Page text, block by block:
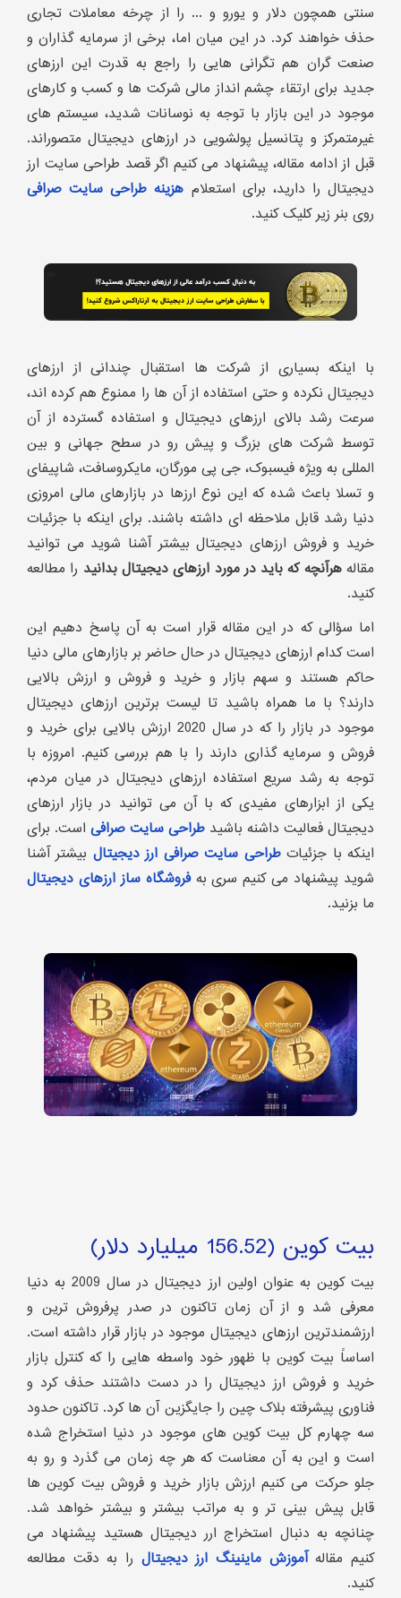
سنتی همچون دلار و یورو و ... را از چرخه معاملات تجاری
حذف خواهند کرد. در این میان اما، برخی از سرمایه گذاران و
صنعت گران هم تگرانی هایی را راجع به قدرت این ارزهای
جدید برای ارتقاء چشم انداز مالی شرکت ها و کسب و کارهای
موجود در این بازار با توجه به نوسانات شدید، سیستم های
غیرمتمرکز و پتانسیل پولشویی در ارزهای دیجیتال متصوراند.
قبل از ادامه مقاله، پیشنهاد می کنیم اگر قصد طراحی سایت ارز
دیجیتال را دارید، برای استعلام هزینه طراحی سایت صرافی
روی بنر زیر کلیک کنید.
با اینکه بسیاری از شرکت ها استقبال چندانی از ارزهای
دیجیتال نکرده و حتی استفاده از آن ها را ممنوع هم کرده اند،
سرعت رشد بالای ارزهای دیجیتال و استفاده گسترده از آن
توسط شرکت های بزرگ و پیش رو در سطح جهانی و بین
المللی به ویژه فیسبوک، جی پی مورگان، مایکروسافت، شاپیفای
و تسلا باعث شده که این نوع ارزها در بازارهای مالی امروزی
دنیا رشد قابل ملاحظه ای داشته باشند. برای اینکه با جزئیات
خرید و فروش ارزهای دیجیتال بیشتر آشنا شوید می توانید
مقالههرآنچه که باید در مورد ارزهای دیجیتال بدانید را مطالعه
کنید.
اما سؤالی که در این مقاله قرار است به آن پاسخ دهیم این
است کدام ارزهای دیجیتال در حال حاضر بر بازارهای مالی دنیا
حاکم هستند و سهم بازار و خرید و فروش و ارزش بالایی
دارند؟ با ما همراه باشید تا لیست برترین ارزهای دیجیتال
موجود در بازار را که در سال 2020 ارزش بالایی برای خرید و
فروش و سرمایه گذاری دارند را با هم بررسی کنیم. امروزه با
توجه به رشد سریع استفاده ارزهای دیجیتال در میان مردم،
یکی از ابزارهای مفیدی که با آن می توانید در بازار ارزهای
دیجیتال فعالیت داشنه باشید طراحی سایت صرافی است. برای
اینکه با جزئیاتطراحی سایت صرافی ارز دیجیتال بیشتر آشنا
شوید پیشنهاد می کنیم سری بهفروشگاه ساز ارزهای دیجیتال
ما بزنید.
بیت کوین (156.52 میلیارد دلار)
بیت کوین به عنوان اولین ارز دیجیتال در سال 2009 به دنیا
معرفی شد و از آن زمان تاکنون در صدر پرفروش ترین و
ارزشمندترین ارزهای دیجیتال موجود در بازار قرار داشته است.
اساساً بیت کوین با ظهور خود واسطه هایی را که کنترل بازار
خرید و فروش ارز دیجیتال را در دست داشتند حذف کرد و
فناوری پیشرفته بلاک چین را جایگزین آن ها کرد. تاکنون حدود
سه چهارم کل بیت کوین های موجود در دنیا استخراج شده
است و این به آن معناست که هر چه زمان می گذرد و رو به
جلو حرکت می کنیم ارزش بازار خرید و فروش بیت کوین ها
قابل پیش بینی تر و به مراتب بیشتر و بیشتر خواهد شد.
چنانچه به دنبال استخراج ارر دیجیتال هستید پیشنهاد می
کنیم مقالهآموزش ماینینگ ارز دیجیتال را به دقت مطالعه
کنید.